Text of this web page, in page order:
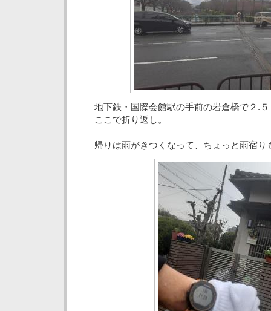
地下鉄・国際会館駅の手前の岩倉橋で２.
ここで折り返し。
帰りは雨がきつくなって、ちょっと雨宿り